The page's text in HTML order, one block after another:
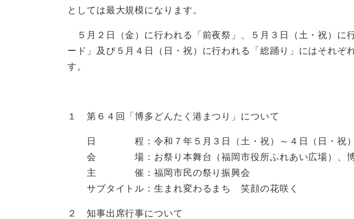
としては最大規模になります。
５月２日（金）に行われる「前夜祭」、５月３日（土・祝）に
ード」及び５月４日（日・祝）に行われる「総踊り」にはそれぞ
す。
１ 第６４回「博多どんたく港まつり」について
日 程：令和７年５月３日（土・祝）～４日（日・祝）
会 場：お祭り本舞台（福岡市役所ふれあい広場）、博
主 催：福岡市民の祭り振興会
サブタイトル：生まれ変わるまち 笑顔の花咲く
２ 知事出席行事について